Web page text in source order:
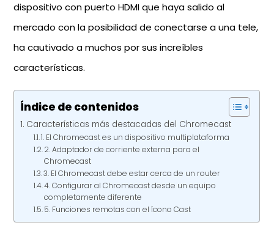
dispositivo con puerto HDMI que haya salido al
mercado con la posibilidad de conectarse a una tele,
ha cautivado a muchos por sus increíbles
características.
Índice de contenidos
Características más destacadas del Chromecast
1. El Chromecast es un dispositivo multiplataforma
2. Adaptador de corriente externa para el
Chromecast
3. El Chromecast debe estar cerca de un router
4. Configurar al Chromecast desde un equipo
completamente diferente
5. Funciones remotas con el ícono Cast